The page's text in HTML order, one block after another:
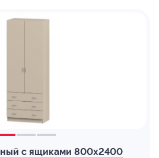
с ящиками 800х2400